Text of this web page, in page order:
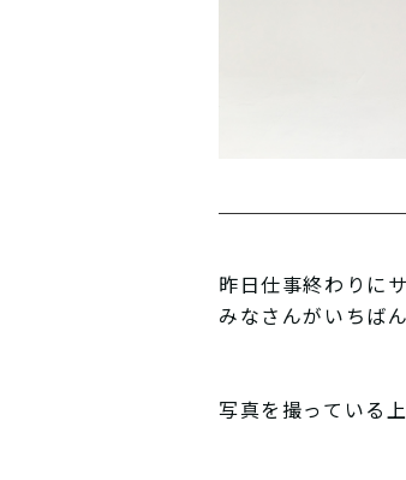
昨日仕事終わりに
みなさんがいちば
写真を撮っている